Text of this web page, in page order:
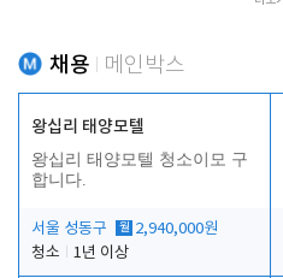
채용 메인박스
왕십리 태양모텔
왕십리 태양모텔 청소이모 구
합니다.
서울 성동구 월 2,940,000원
청소
1년 이상